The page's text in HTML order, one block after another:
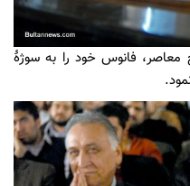
فانوس خود را به سوژۀ